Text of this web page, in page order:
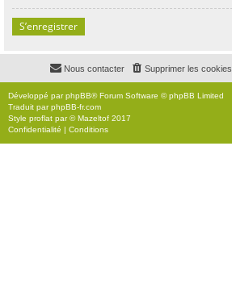
S’enregistrer
Supprimer les cookies
Nous contacter
Développé parphpBB® Forum Software © phpBB Limited
Traduit parphpBB-fr.com
Style proflat par ©Mazeltof 2017
Confidentialité | Conditions